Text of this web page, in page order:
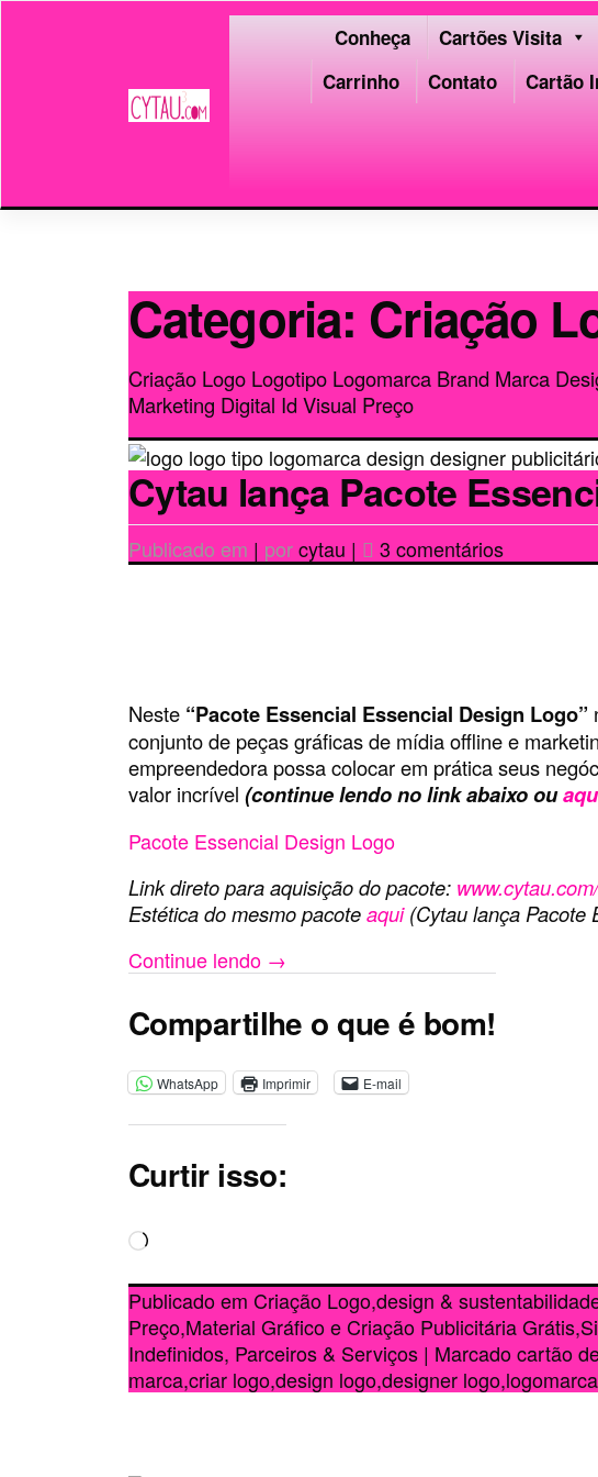
Conheça Cartões Visita
Carrinho
Contato Cartão
Categoria: Criação
Criação Logo Logotipo Logomarca Brand Marca
Marketing Digital Id Visual Preço
Cytau lança Pacote
Publicado em | porcytau | 3 comentáriosem
Cytau
Logo
Neste “Pacote Essencial Essencial Design Logo”
conjunto de peças gráficas de mídia offline e
empreendedora possa colocar em prática seus
valor incrível (continue lendo no link abaixo ou
Pacote Essencial Design Logo
Link direto para aquisição do pacote:
Estética do mesmo pacoteaqui (Cytau lança Pacote
Continue lendo →
Compartilhe o que é bom!
WhatsApp Imprimir E-mail
Curtir isso:
Carregando...
Publicado em Criação Logo,design &
Preço,Material Gráfico e Criação Publicitária Grátis,
Indefinidos, Parceiros & Serviços | Marcadocartão
marca,criar logo,design logo,designer logo,logomarca